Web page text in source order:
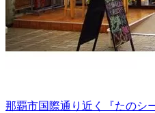
那覇市国際通り近く『たのシ